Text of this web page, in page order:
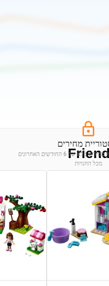
מחירים
התחבר כדי לצפות בגרף מחירים מלא של 6 החודשים האחרונים
מכל החנויות